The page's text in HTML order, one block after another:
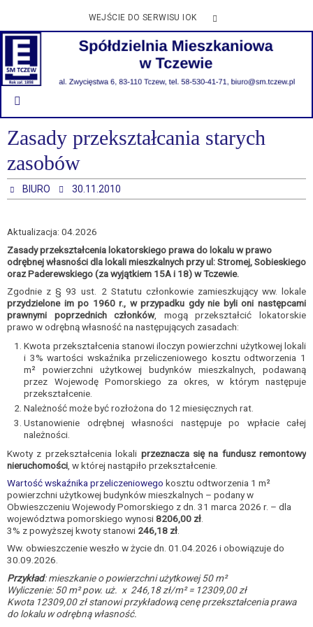
treści
WEJŚCIE DO SERWISU IOK
Zasady przekształcania starych
zasobów
BIURO 30.11.2010
Aktualizacja: 04.2026
Zasady przekształcenia lokatorskiego prawa do lokalu w prawo
odrębnej własności dla lokali mieszkalnych przy ul: Stromej, Sobieskiego
oraz Paderewskiego (za wyjątkiem 15A i 18) w Tczewie.
Zgodnie z § 93 ust. 2 Statutu członkowie zamieszkujący ww. lokale
przydzielone im po 1960 r., w przypadku gdy nie byli oni następcami
prawnymi poprzednich członków, mogą przekształcić lokatorskie
prawo w odrębną własność na następujących zasadach:
Kwota przekształcenia stanowi iloczyn powierzchni użytkowej lokali
i 3% wartości wskaźnika przeliczeniowego kosztu odtworzenia 1
m² powierzchni użytkowej budynków mieszkalnych, podawaną
przez Wojewodę Pomorskiego za okres, w którym następuje
przekształcenie.
Należność może być rozłożona do 12 miesięcznych rat.
Ustanowienie odrębnej własności następuje po wpłacie całej
należności.
Kwoty z przekształcenia lokali przeznacza się na fundusz remontowy
nieruchomości , w której nastąpiło przekształcenie.
Wartość wskaźnika przeliczeniowego kosztu odtworzenia 1 m²
powierzchni użytkowej budynków mieszkalnych – podany w
Obwieszczeniu Wojewody Pomorskiego z dn. 31 marca 2026 r. – dla
województwa pomorskiego wynosi8206,00 zł.
3% z powyższej kwoty stanowi 246,18 zł.
Ww. obwieszczenie weszło w życie dn. 01.04.2026 i obowiązuje do
30.09.2026.
Przykład: mieszkanie o powierzchni użytkowej 50 m²
Wyliczenie: 50 m² pow. uż. x 246,18 zł/m² = 12309,00 zł
Kwota 12309,00 zł stanowi przykładową cenę przekształcenia prawa
do lokalu w odrębną własność.